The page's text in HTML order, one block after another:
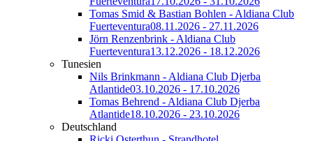
Tomas Smid & Bastian Bohlen - Aldiana Club
Fuerteventura08.11.2026 - 27.11.2026
Jörn Renzenbrink - Aldiana Club
Fuerteventura13.12.2026 - 18.12.2026
Tunesien
Nils Brinkmann - Aldiana Club Djerba
Atlantide03.10.2026 - 17.10.2026
Tomas Behrend - Aldiana Club Djerba
Atlantide18.10.2026 - 23.10.2026
Deutschland